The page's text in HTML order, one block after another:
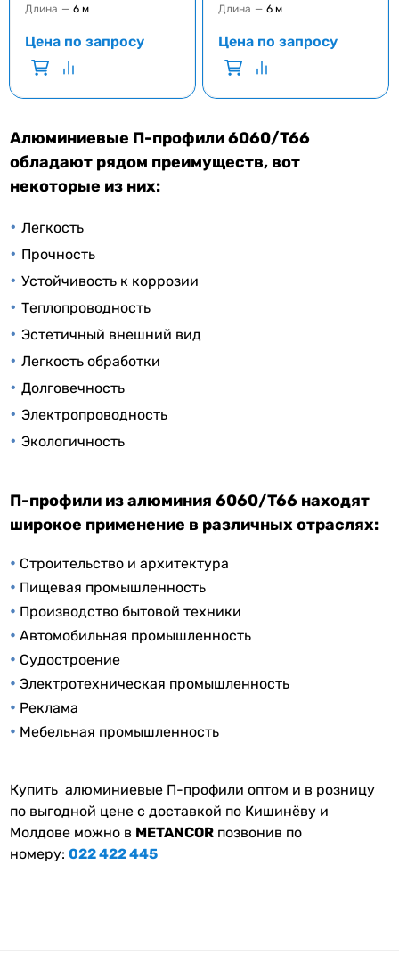
Длина — 6 м
Цена по запросу
Длина — 6 м
Цена по запросу
Алюминиевые П-профили 6060/T66
обладают рядом преимуществ, вот
некоторые из них:
•Легкость
• Прочность
•Устойчивость к коррозии
•Теплопроводность
•Эстетичный внешний вид
•Легкость обработки
•Долговечность
•Электропроводность
•Экологичность
П-профили из алюминия 6060/T66 находят
широкое применение в различных отраслях:
• Строительство и архитектура
• Пищевая промышленность
• Производство бытовой техники
•Автомобильная промышленность
• Судостроение
•Электротехническая промышленность
• Реклама
• Мебельная промышленность
Купить алюминиевые П-профили оптом и в розницу
по выгодной цене с доставкой по Кишинёву и
Молдове можно в METANCOR позвонив по
номеру: 022 422 445